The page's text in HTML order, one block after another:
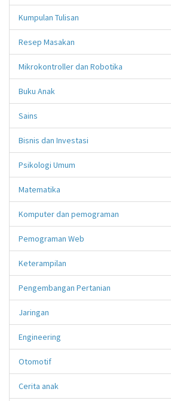
Kumpulan Tulisan
Resep Masakan
Mikrokontroller dan Robotika
Buku Anak
Sains
Bisnis dan Investasi
Psikologi Umum
Matematika
Komputer dan pemograman
Pemograman Web
Keterampilan
Pengembangan Pertanian
Jaringan
Engineering
Otomotif
Cerita anak